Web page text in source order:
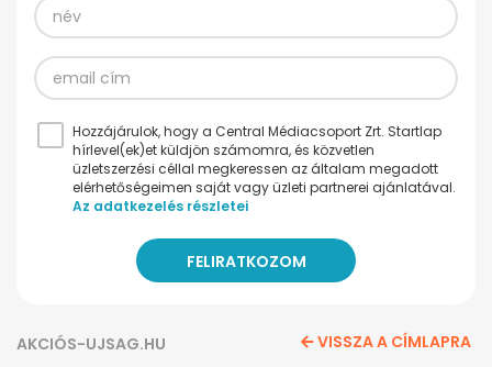
Hozzájárulok, hogy a Central Médiacsoport Zrt. Startlap
hírlevel(ek)et küldjön számomra, és közvetlen
üzletszerzési céllal megkeressen az általam megadott
elérhetőségeimen saját vagy üzleti partnerei ajánlatával.
Az adatkezelés részletei
AKCIÓS-UJSAG.HU VISSZA A CÍMLAPRA